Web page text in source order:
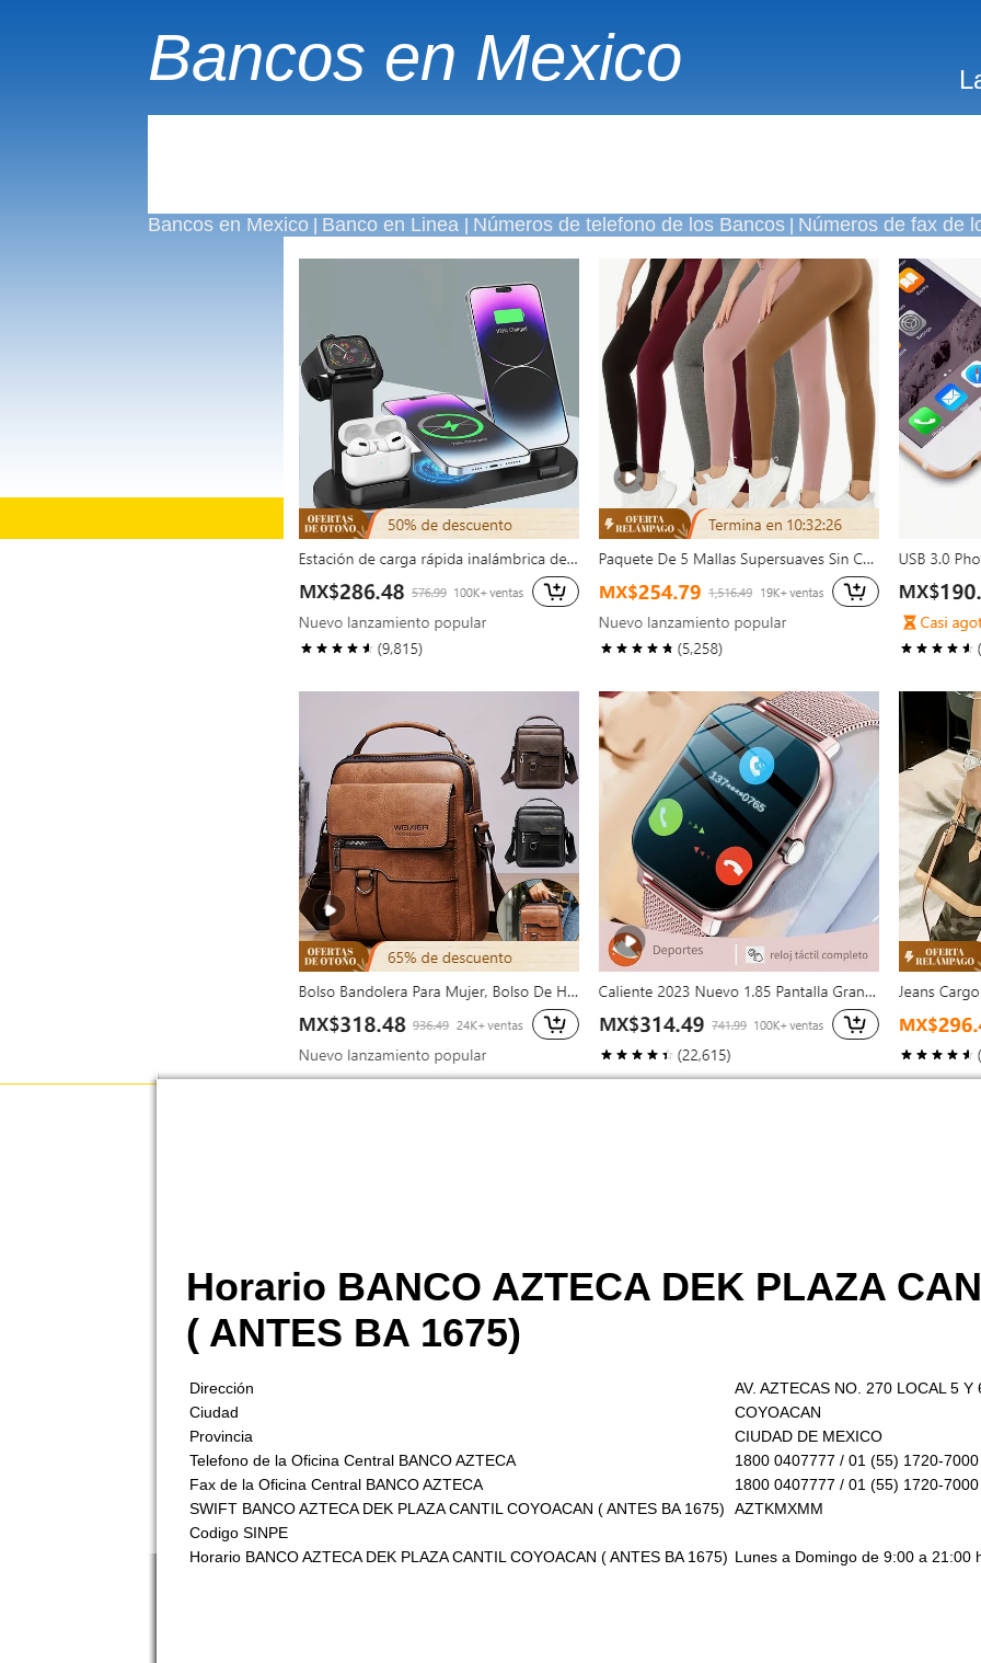
Bancos en Mexico
Bancos en Mexico| Banco en Linea Números de telefono de los Bancos| Números de fax de
Horario BANCO AZTECA DEK PLAZA
( ANTES BA 1675)
Dirección
AV. AZTECAS NO. 270 LOCAL 5 Y
Ciudad
COYOACAN
Provincia
CIUDAD DE MEXICO
Telefono de la Oficina Central BANCO AZTECA
1800 0407777 / 01 (55) 1720-7000
Fax de la Oficina Central BANCO AZTECA
1800 0407777 / 01 (55) 1720-7000
SWIFT BANCO AZTECA DEK PLAZA CANTIL COYOACAN ( ANTES BA 1675)
AZTKMXMM
Codigo SINPE
Horario BANCO AZTECA DEK PLAZA CANTIL COYOACAN ( ANTES BA 1675) Lunes a Domingo de 9:00 a 21:00